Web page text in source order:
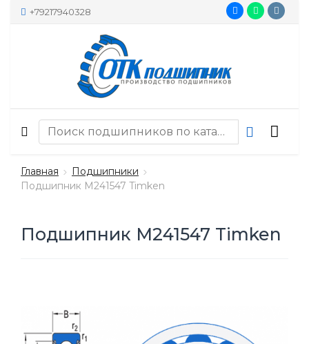
+79217940328
Главная
Подшипники
Подшипник M241547 Timken
Подшипник M241547 Timken